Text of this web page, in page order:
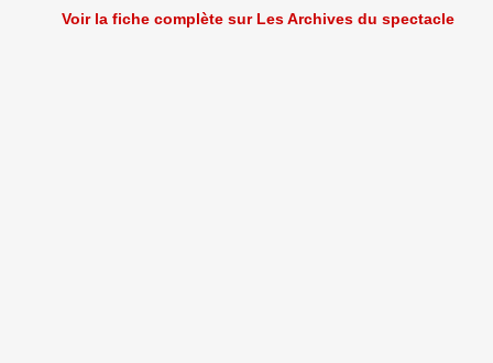
Voir la fiche complète sur Les Archives du spectacle